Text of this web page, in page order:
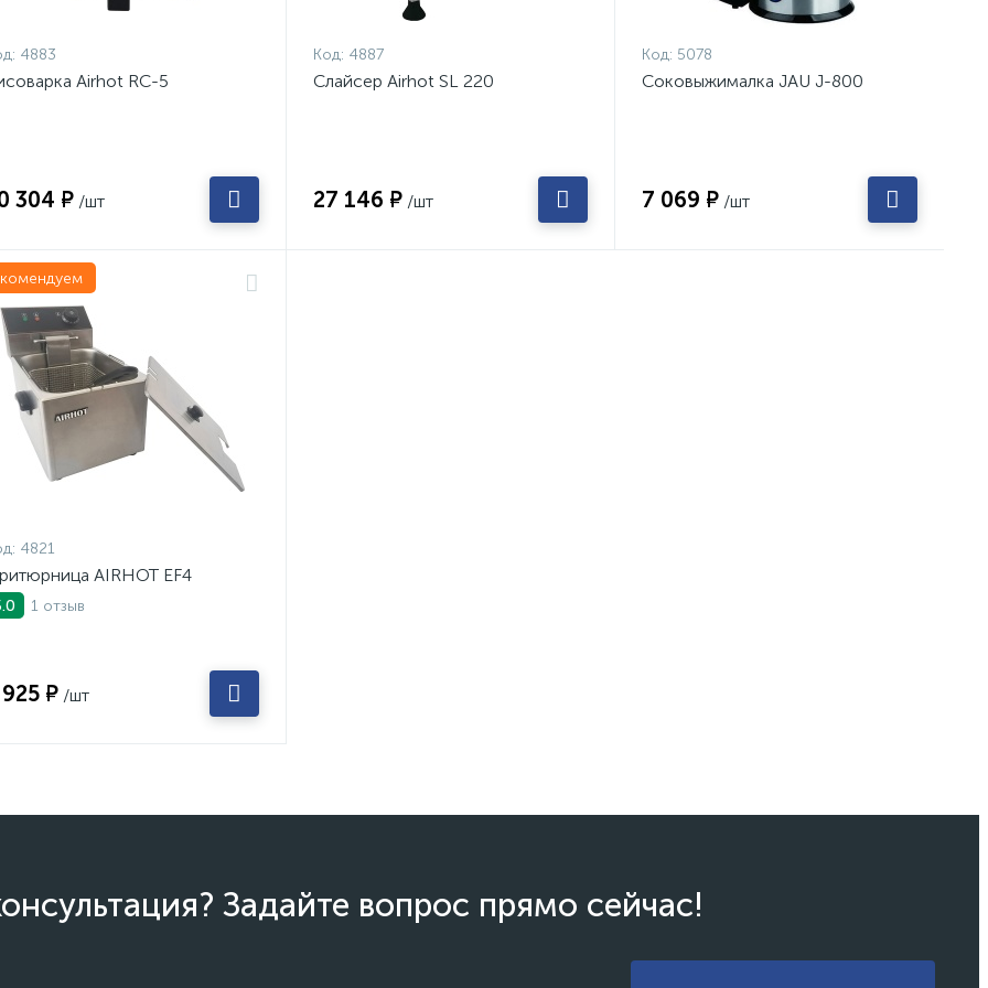
4883
Airhot RC-5
304 ₽ /шт
Код: 4887
Слайсер Airhot SL 220
27 146 ₽ /шт
Код: 5078
Соковыжималка JAU J-800
7 069 ₽ /шт
4821
AIRHOT EF4
1 отзыв
₽ /шт
Задайте вопрос прямо сейчас!